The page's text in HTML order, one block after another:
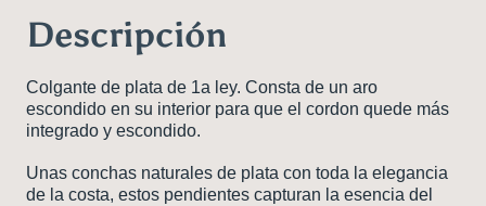
Descripción
Colgante de plata de 1a ley. Consta de un aro
escondido en su interior para que el cordon quede más
integrado y escondido.
Unas conchas naturales de plata con toda la elegancia
de la costa, estos pendientes capturan la esencia del